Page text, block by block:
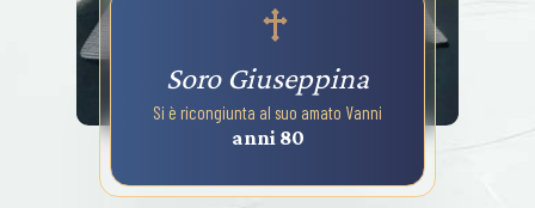
Soro Giuseppina
Si è ricongiunta al suo amato Vanni
anni 80